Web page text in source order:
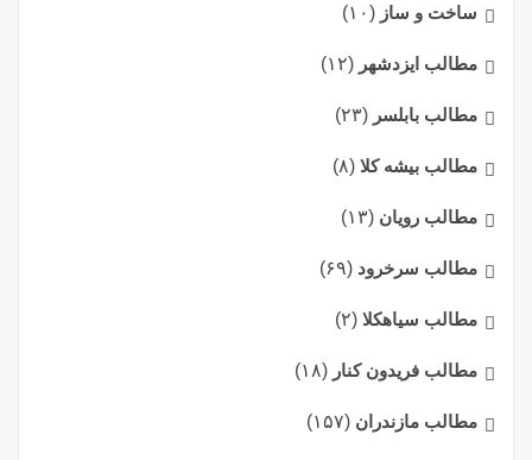
ساخت و ساز (۱۰)
مطالب ایزدشهر (۱۲)
مطالب بابلسر (۲۳)
مطالب بیشه کلا (۸)
مطالب رویان (۱۳)
مطالب سرخرود (۶۹)
مطالب سیاهکلا (۲)
مطالب فریدون کنار (۱۸)
مطالب مازندران (۱۵۷)